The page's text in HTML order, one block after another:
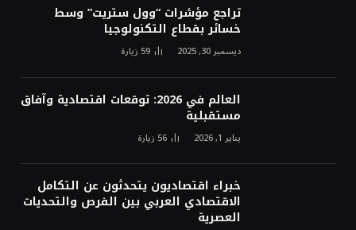
تراجع مؤشرات “وول ستريت” وسط
خسائر بقطاع التكنولوجيا
ديسمبر 30, 2025 59 زيارة
العالم في 2026: توقعات اقتصادية وآفاق
مستقبلية
يناير 1, 2026 56 زيارة
خبراء اقتصاديون يتحدثون عن التكامل
الاقتصادي العربي بين الفرص والتحديات
العصرية